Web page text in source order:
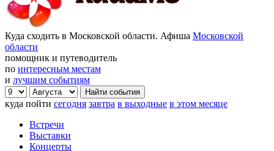
Куда сходить в Московской области. Афиша Московской
области
помощник и путеводитель
по интересным местам
и лучшим событиям
куда пойти сегодня завтра в выходные в этом месяце
Встречи
Выставки
Концерты